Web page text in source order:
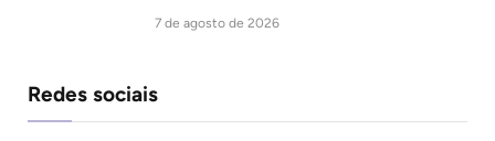
7 de agosto de 2026
Redes sociais